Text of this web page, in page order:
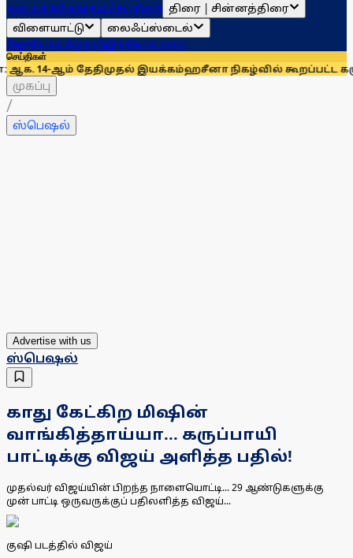
முகப்புதற்போதைய செய்திகள் திரை | சின்னத்திரை
விளையாட்டு
லைஃப்ஸ்டைல்
ஜோதிடம்தமிழ்நாடுஇந்தியாஉலகம்
செய்திகள்
தேதிமுதல் இயக்கம்ஹசீனா நிகழ்வில் கூறப்பட்ட கருத்துகளை
முகப்பு
/
ஸ்பெஷல்
Advertise with us
ஸ்பெஷல்
காது கேட்கிற மிஷின்
வாங்கித்தாய்யா... கருப்பாயி
பாட்டிக்கு விஜய் அளித்த பதில்!
முதல்வர் விஜய்யின் பிறந்த நாளையொட்டி... 29 ஆண்டுகளுக்கு
முன் பாட்டி ஒருவருக்குப் பதிலளித்த விஜய்...
குஷி படத்தில் விஜய்